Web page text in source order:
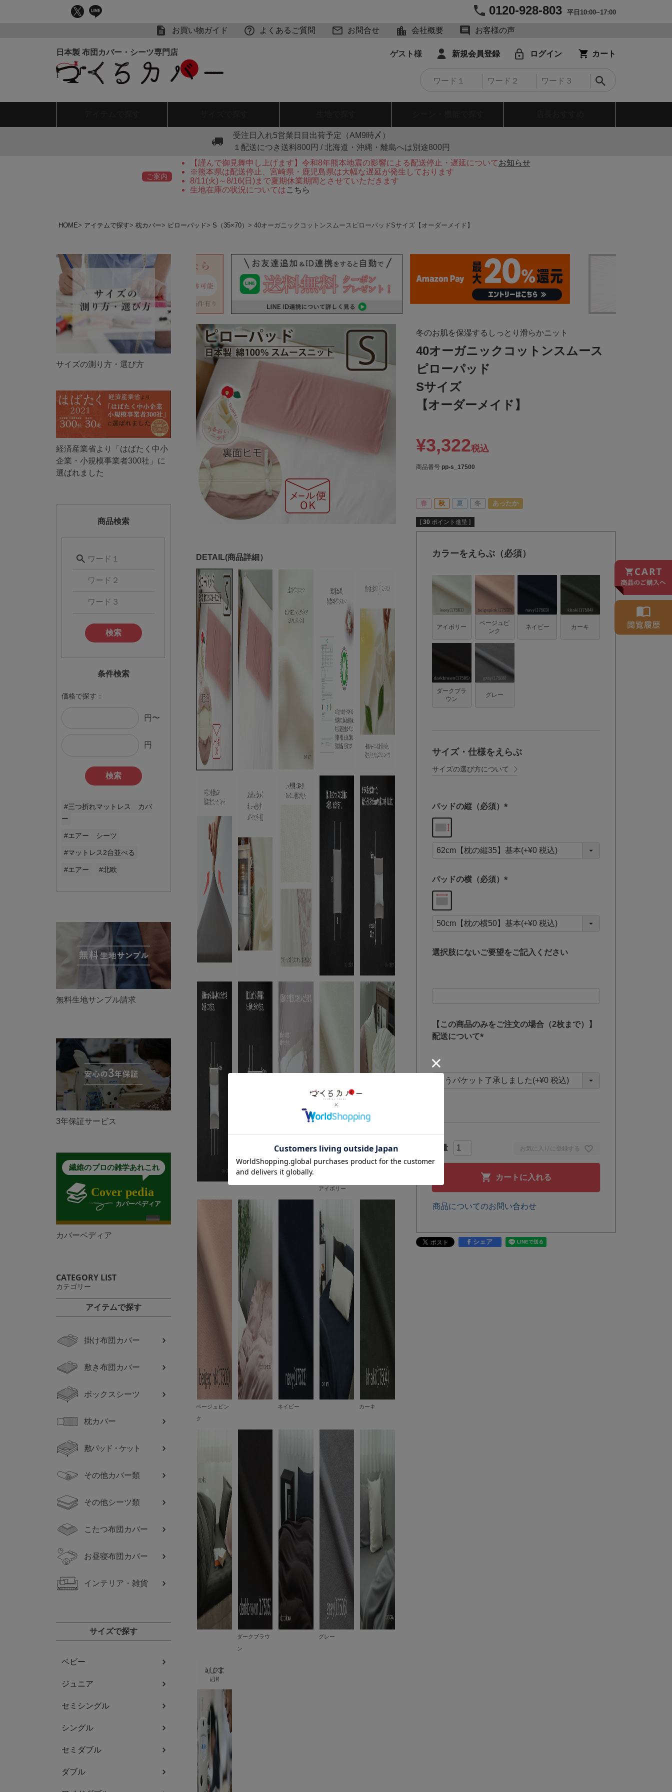
0120-928-803 平日10:00~17:00
お買い物ガイド よくあるご質問 お問合せ 会社概要 お客様の声
ゲスト様 新規会員登録 ログイン カート
受注日入れ5営業日目出荷予定（AM9時〆）
１配送につき送料800円 / 北海道・沖縄・離島へは別途800円
ご案内
【謹んで御見舞申し上げます】令和8年熊本地震の影響による配送停止・遅延についてお知らせ
※熊本県は配送停止、宮崎県・鹿児島県は大幅な遅延が発生しております
8/11(火)～8/16(日)まで夏期休業期間とさせていただきます
生地在庫の状況についてはこちら
HOME アイテムで探す 枕カバー ピローパッド S（35×70） 40オーガニックコットンスムースピローパッドSサイズ【オーダーメイド】
サイズの測り方・選び方
経済産業省より「はばたく中小
企業・小規模事業者300社」に
選ばれました
商品検索
検索
条件検索
価格で探す：
円〜
円
検索
#三つ折れマットレス カバ
ー
#エアー シーツ
#マットレス2台並べる
#エアー #北欧
無料生地サンプル請求
3年保証サービス
カバーペディア
CATEGORY LIST
カテゴリー
アイテムで探す
掛け布団カバー
敷き布団カバー
ボックスシーツ
枕カバー
敷パッド・ケット
その他カバー類
その他シーツ類
こたつ布団カバー
お昼寝布団カバー
インテリア・雑貨
サイズで探す
ベビー
ジュニア
セミシングル
シングル
セミダブル
ダブル
アイボリー
ベージュピン
ク
ネイビー カーキ
ダークブラウ
ン
グレー
冬のお肌を保湿するしっとり滑らかニット
40オーガニックコットンスムース
ピローパッド
Sサイズ
【オーダーメイド】
¥3,322税込
商品番号 pp-s_17500
春 秋 夏 冬 あったか
[ 30 ポイント進呈 ]
カラーをえらぶ（必須）
アイボリー
ベージュピ
ンク
ネイビー カーキ
ダークブラ
ウン
グレー
お気に入りに登録する
カートに入れる
サイズ・仕様をえらぶ
サイズの選び方について
パッドの縦（必須）
須
)
パッドの横（必須）
須
)
選択肢にないご要望をご記入ください
【この商品のみをご注文の場合（2枚まで）】
配送について
須
商品についてのお問い合わせ
シェア